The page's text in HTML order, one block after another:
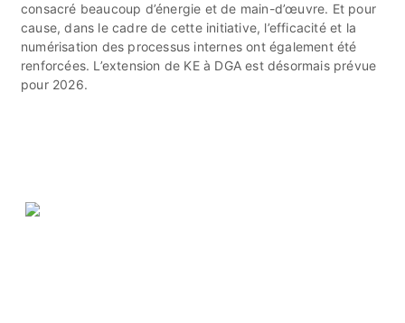
consacré beaucoup d’énergie et de main-d’œuvre. Et pour
cause, dans le cadre de cette initiative, l’efficacité et la
numérisation des processus internes ont également été
renforcées. L’extension de KE à DGA est désormais prévue
pour 2026.